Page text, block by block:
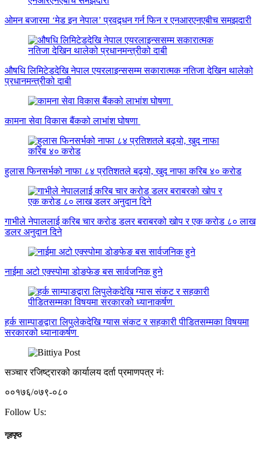
ओमन बजारमा ‘मेड इन नेपाल’ प्रवद्र्धन गर्न फिन र एनआरएनएबीच समझदारी
औषधि लिमिटेडदेखि नेपाल एयरलाइन्ससम्म सकारात्मक नतिजा देखिन थालेको
प्रधानमन्त्रीको दाबी
कामना सेवा विकास बैंकको लाभांश घोषणा
हुलास फिनसर्भको नाफा ८४ प्रतिशतले बढ्यो, खुद नाफा करिब ४० करोड
गाभीले नेपाललाई करिब चार करोड डलर बराबरको खोप र एक करोड ८० लाख
डलर अनुदान दिने
नाईमा अटो एक्स्पोमा डोङफेङ बस सार्वजनिक हुने
हर्क साम्पाङद्वारा लिपुलेकदेखि ग्यास संकट र सहकारी पीडितसम्मका विषयमा
सरकारको ध्यानाकर्षण
सञ्चार रजिष्ट्रारको कार्यालय दर्ता प्रमाणपत्र नंः
००१७६/०७९-०८०
Follow Us:
गृहपृष्ठ